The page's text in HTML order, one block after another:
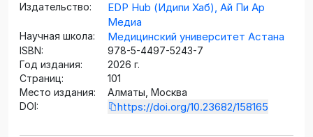
Издательство:
EDP Hub (Идипи Хаб), Ай Пи Ар
Медиа
Научная школа: Медицинский университет Астана
ISBN:
978-5-4497-5243-7
Год издания:
2026 г.
Страниц:
101
Место издания:
Алматы, Москва
DOI:
https://doi.org/10.23682/158165